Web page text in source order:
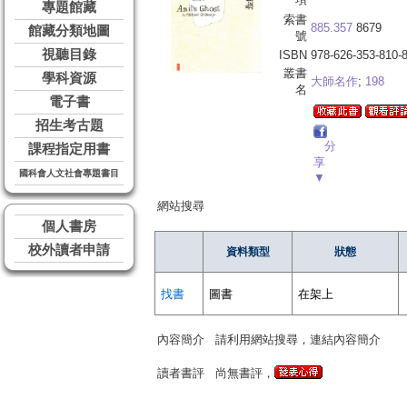
專題館藏
館藏分類地圖
視聽目錄
學科資源
電子書
招生考古題
課程指定用書
國科會人文社會專題書目
個人書房
校外讀者申請
索書
號
885.357 8679
ISBN 978-626-353-810-8
叢書
名
大師名作; 198
分
享
▼
網站搜尋
資料類型 狀態
找書 圖書 在架上
內容簡介 請利用網站搜尋，連結內容簡介
讀者書評 尚無書評，